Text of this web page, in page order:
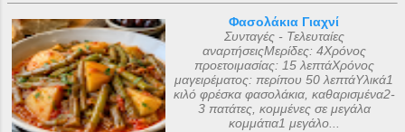
Φασολάκια Γιαχνί
Συνταγές - Τελευταίες
αναρτήσειςΜερίδες: 4Χρόνος
προετοιμασίας: 15 λεπτάΧρόνος
μαγειρέματος: περίπου 50 λεπτάΥλικά1
κιλό φρέσκα φασολάκια, καθαρισμένα2-
3 πατάτες, κομμένες σε μεγάλα
κομμάτια1 μεγάλο...